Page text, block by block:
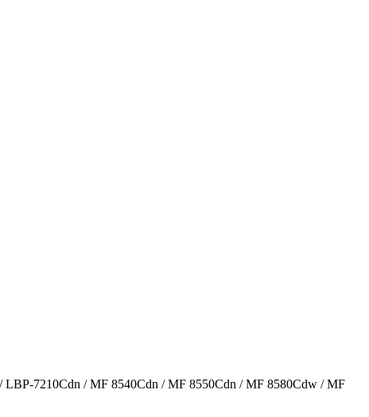
7210Cdn / MF 8540Cdn / MF 8550Cdn / MF 8580Cdw / MF